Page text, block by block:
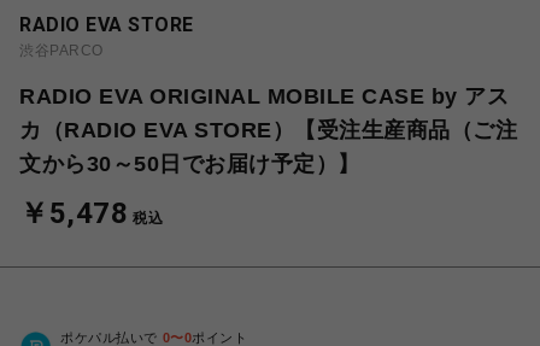
RADIO EVA STORE
渋谷PARCO
RADIO EVA ORIGINAL MOBILE CASE by アス
カ（RADIO EVA STORE）【受注生産商品（ご注
文から30～50日でお届け予定）】
￥5,478 税込
ポケパル払いで 0〜0ポイント